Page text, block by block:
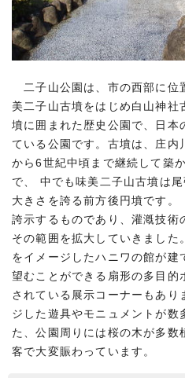
二子山公園は、市の西部に位
美二子山古墳をはじめ白山神
墳に囲まれた歴史公園で、日本
ている公園です。古墳は、庄内
から6世紀中頃まで継続して築
で、 中でも味美二子山古墳は
大きさを誇る前方後円墳です
誇示するものであり、灌漑技術
その範囲を拡大していきました
をイメージしたハニワの館が建
望むことができる扇形の多目的
されている展示コーナーもあり
ジした遊具やモニュメントが数
た、公園周りには桜の木が多数
客で大変賑わっています。